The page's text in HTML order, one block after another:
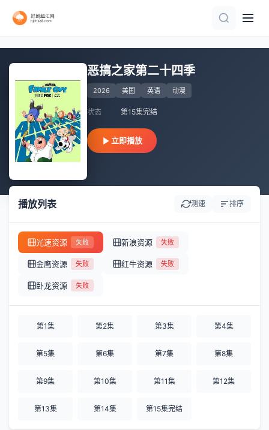
恶搞之家第二十四季
2026 美国 英语 动漫
状态 第15集完结
立即播放
播放列表 测速 排序
光速资源 失败 新浪资源 失败
金鹰资源 失败 红牛资源 失败
卧龙资源 失败
第1集 第2集 第3集 第4集
第5集 第6集 第7集 第8集
第9集 第10集 第11集 第12集
第13集 第14集 第15集完结
第60集完结
第149集
第8集完结
第19集
连载中 连载到4集
全1集
第4集
更新至12集
第73集完结
TC中字